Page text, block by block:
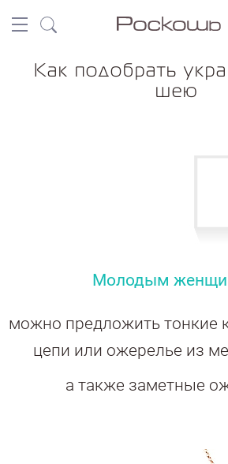
Как подобрать
шею
Молодым
можно предложить тонкие
цепи или ожерелье из
а также заметные